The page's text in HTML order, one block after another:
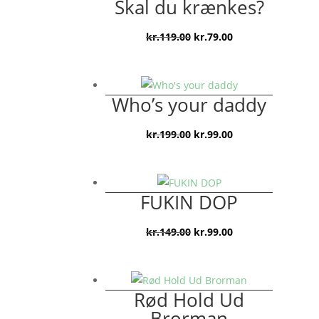
Skal du krænkes?
kr.119.00 Den
var:
kr.119.00.
kr.79.00Den
er:
kr.79.00.
Who’s your daddy
kr.199.00 Den
var:
kr.199.00.
kr.99.00Den
er:
kr.99.00.
FUKIN DOP
kr.149.00 Den
var:
kr.149.00.
kr.99.00Den
er:
kr.99.00.
Rød Hold Ud